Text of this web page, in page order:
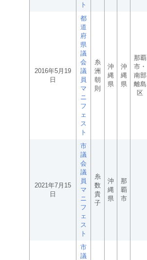
ト
2016年5月19
日
都
道
府
県
議
会
議
員
マ
ニ
フ
ェ
ス
ト
糸
洲
朝
則
沖
縄
県
沖
縄
県
那覇
市・
南部
離島
区
2021年7月15
日
市
議
会
議
員
マ
ニ
フ
ェ
ス
ト
糸
数
貴
子
沖
縄
県
那
覇
市
市
議